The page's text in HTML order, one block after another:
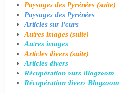
Paysages des Pyrénées (suite)
Paysages des Pyrénées
Articles sur l'ours
Autres images (suite)
Autres images
Articles divers (suite)
Articles divers
Récupération ours Blogzoom
Récupération divers Blogzoom